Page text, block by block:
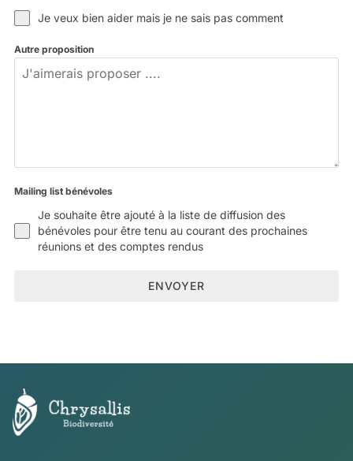
Je veux bien aider mais je ne sais pas comment
Autre proposition
Mailing list bénévoles
Je souhaite être ajouté à la liste de diffusion des
bénévoles pour être tenu au courant des prochaines
réunions et des comptes rendus
ENVOYER